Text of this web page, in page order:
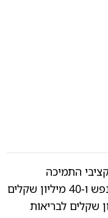
התמיכה
הממשלתיים, עם תקציב של 194.5 מיליון שקלים לשירותי בריאות הנפש ו-40 מיליון שקלים
הילד. אחריה ניצבת מכבי עם 85 מיליון שקלים לבריאות